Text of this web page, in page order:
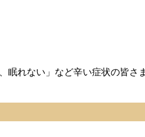
眠れない」など辛い症状の皆